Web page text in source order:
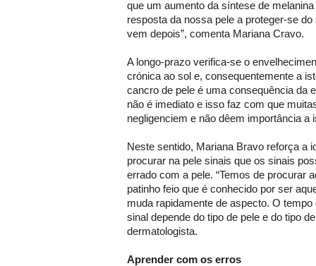
que um aumento da síntese de
resposta da nossa pele a proteger-se
vem depois”, comenta Mariana Cravo.
A longo-prazo verifica-se o
crónica ao sol e, consequentemente a
cancro de pele é uma consequência da
não é imediato e isso faz com que
negligenciem e não dêem importância a
Neste sentido, Mariana Bravo reforça a
procurar na pele sinais que os sinais
errado com a pele. “Temos de procurar
patinho feio que é conhecido por ser
muda rapidamente de aspecto. O
sinal depende do tipo de pele e do tipo
dermatologista.
Aprender com os erros